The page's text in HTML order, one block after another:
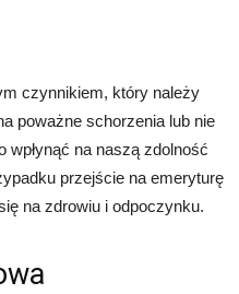
czynnikiem, który należy
poważne schorzenia lub nie
wpłynąć na naszą zdolność
przejście na emeryturę
na zdrowiu i odpoczynku.